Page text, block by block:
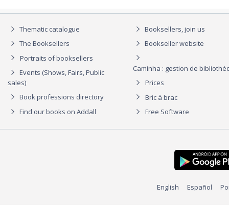
Thematic catalogue
The Booksellers
Portraits of booksellers
Events (Shows, Fairs, Public
sales)
Book professions directory
Find our books on Addall
Booksellers, join us
Bookseller website
Caminha : gestion de
Prices
Bric à brac
Free Software
English Español